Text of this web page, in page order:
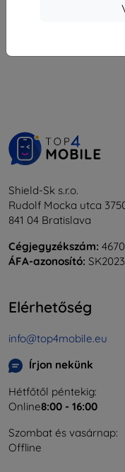
Shield-Sk s.r.o.
Rudolf Mocka utca
841 04 Bratislava
Cégjegyzékszám:
ÁFA-azonosító:
Elérhetőség
info@top4mobile.eu
Írjon nekünk
Hétfőtől péntekig:
Online8:00 - 16:00
Szombat és vasárnap:
Offline